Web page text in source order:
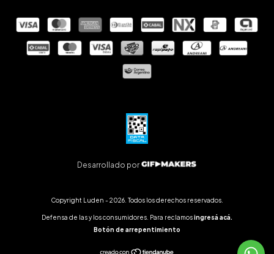
Desarrollado por
Copyright Luden - 2026. Todos los derechos reservados.
Defensa de las y los consumidores. Para reclamosingresá acá.
Botón de arrepentimiento